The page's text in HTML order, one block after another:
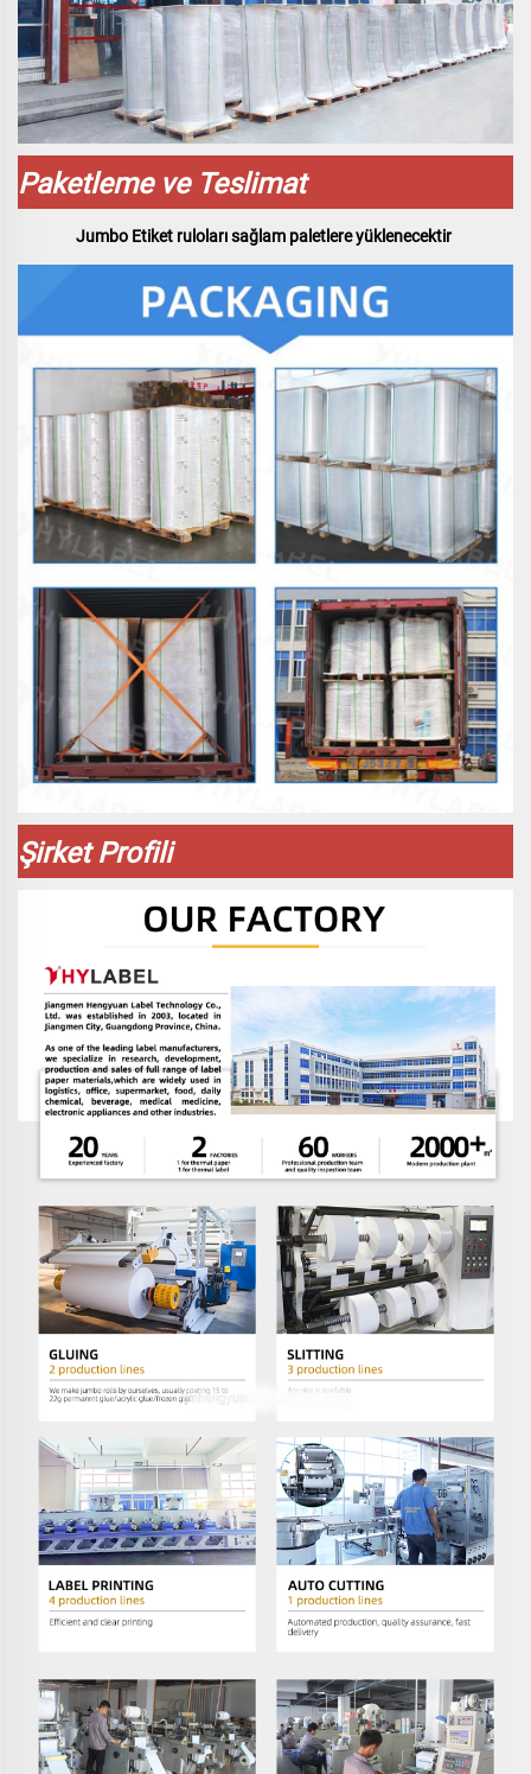
Paketleme ve Teslimat
Jumbo Etiket ruloları sağlam paletlere yüklenecektir
Şirket Profili